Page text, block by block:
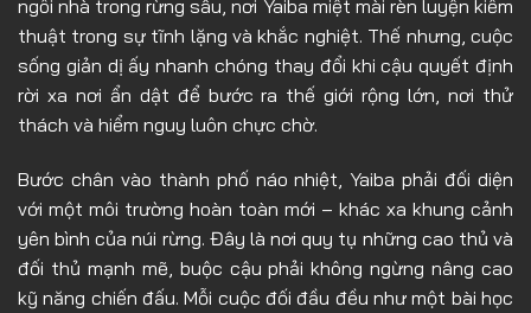
Tập 11
Tập 12
Tập 13
Tập 15
Tập 16
Tập 17
ngôi nhà trong rừng sâu, nơi Yaiba miệt mài rèn luyện kiếm
thuật trong sự tĩnh lặng và khắc nghiệt. Thế nhưng, cuộc
sống giản dị ấy nhanh chóng thay đổi khi cậu quyết định
rời xa nơi ẩn dật để bước ra thế giới rộng lớn, nơi thử
thách và hiểm nguy luôn chực chờ.
Bước chân vào thành phố náo nhiệt, Yaiba phải đối diện
với một môi trường hoàn toàn mới – khác xa khung cảnh
yên bình của núi rừng. Đây là nơi quy tụ những cao thủ và
đối thủ mạnh mẽ, buộc cậu phải không ngừng nâng cao
kỹ năng chiến đấu. Mỗi cuộc đối đầu đều như một bài học